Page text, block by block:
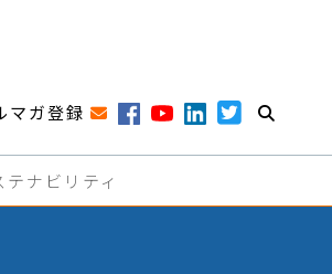
マガ登録
テナビリティ